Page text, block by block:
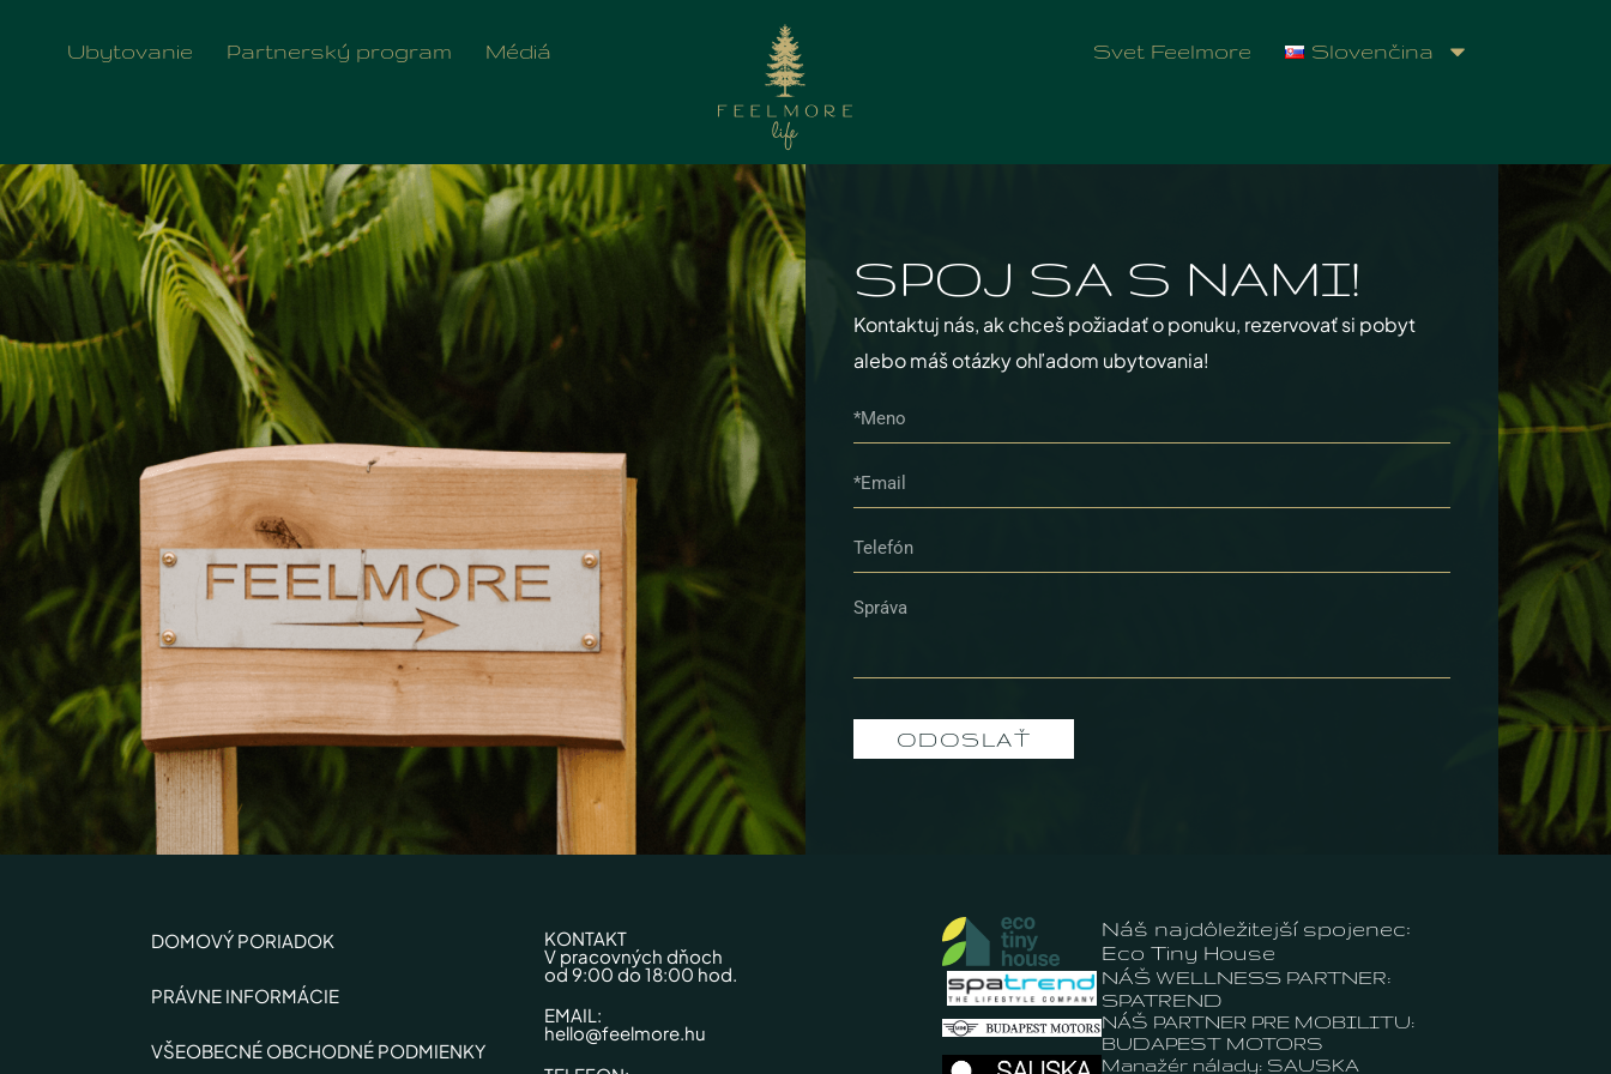
Ubytovanie Partnerský program Médiá Svet Feelmore Slovenčina
apartment category:
SPOJ SA S NAMI!
Kontaktuj nás, ak chceš požiadať o ponuku, rezervovať si pobyt
alebo máš otázky ohľadom ubytovania!
ODOSLAŤ
DOMOVÝ PORIADOK
PRÁVNE INFORMÁCIE
VŠEOBECNÉ OBCHODNÉ PODMIENKY
KONTAKT
V pracovných dňoch
od 9:00 do 18:00 hod.
EMAIL:
hello@feelmore.hu
Náš najdôležitejší spojenec:
Eco Tiny House
NÁŠ WELLNESS PARTNER:
SPATREND
NÁŠ PARTNER PRE MOBILITU:
BUDAPEST MOTORS
Manažér nálady: SAUSKA